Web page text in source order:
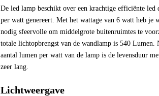
De led lamp beschikt over een krachtige efficiënte led
per watt genereert. Met het wattage van 6 watt heb je
nodig sfeervolle om middelgrote buitenruimtes te
totale lichtopbrengst van de wandlamp is 540 Lumen.
aantal lumen per watt van de lamp is de levensduur
zeer lang.
Lichtweergave